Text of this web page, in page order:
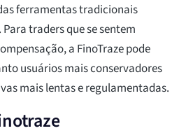
ferramentas tradicionais
traders que se sentem
a FinoTraze pode
usuários mais conservadores
mais lentas e regulamentadas.